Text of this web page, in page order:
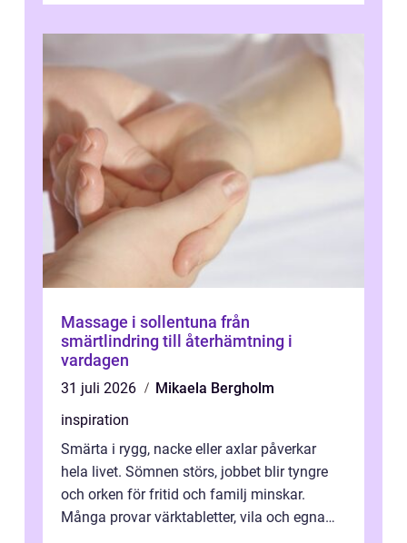
Massage i sollentuna från
smärtlindring till återhämtning i
vardagen
31 juli 2026
Mikaela Bergholm
inspiration
Smärta i rygg, nacke eller axlar påverkar
hela livet. Sömnen störs, jobbet blir tyngre
och orken för fritid och familj minskar.
Många provar värktabletter, vila och egna